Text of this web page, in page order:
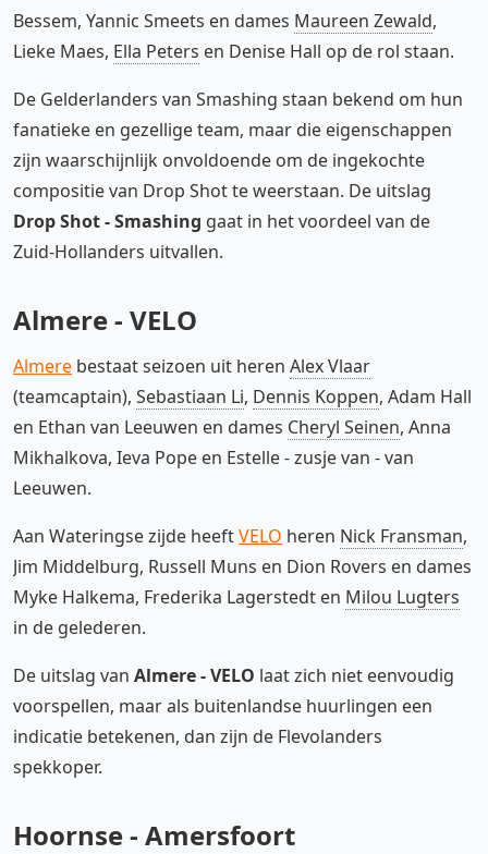
Bessem, Yannic Smeets en dames Maureen Zewald,
Lieke Maes, Ella Peters en Denise Hall op de rol staan.
De Gelderlanders van Smashing staan bekend om hun
fanatieke en gezellige team, maar die eigenschappen
zijn waarschijnlijk onvoldoende om de ingekochte
compositie van Drop Shot te weerstaan. De uitslag
Drop Shot - Smashing gaat in het voordeel van de
Zuid-Hollanders uitvallen.
Almere - VELO
Almere bestaat seizoen uit heren Alex Vlaar
(teamcaptain), Sebastiaan Li, Dennis Koppen, Adam Hall
en Ethan van Leeuwen en dames Cheryl Seinen, Anna
Mikhalkova, Ieva Pope en Estelle - zusje van - van
Leeuwen.
Aan Wateringse zijde heeftVELO heren Nick Fransman,
Jim Middelburg, Russell Muns en Dion Rovers en dames
Myke Halkema, Frederika Lagerstedt en Milou Lugters
in de gelederen.
De uitslag van Almere - VELO laat zich niet eenvoudig
voorspellen, maar als buitenlandse huurlingen een
indicatie betekenen, dan zijn de Flevolanders
spekkoper.
Hoornse - Amersfoort